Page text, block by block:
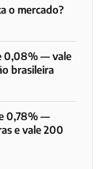
o mercado?
0,08% — vale
brasileira
0,78% —
e vale 200